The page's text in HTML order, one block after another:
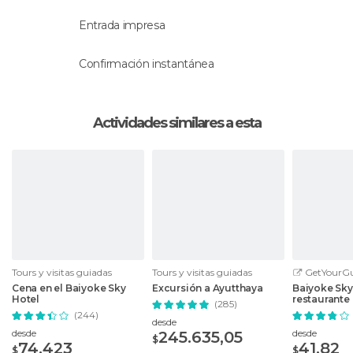
Entrada impresa
Confirmación instantánea
Actividades similares a esta
Tours y visitas guiadas
Cena en el Baiyoke Sky
Hotel
(244)
desde
$74.423
Tours y visitas guiadas
Excursión a Ayutthaya
(285)
desde
$245.635,05
Baiyoke
restaurante
desde el
desde
$41,82